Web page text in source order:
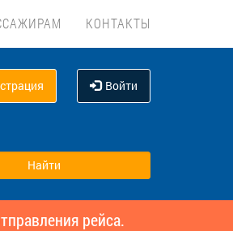
КОНТАКТЫ
Войти
рейса.